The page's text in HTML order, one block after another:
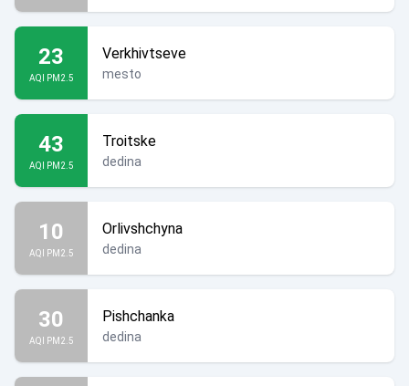
23
AQI PM2.5
Verkhivtseve
mesto
43
AQI PM2.5
Troitske
dedina
10
AQI PM2.5
Orlivshchyna
dedina
30
AQI PM2.5
Pishchanka
dedina